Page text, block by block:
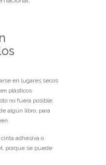
en lugares secos
plásticos
no fuera posible,
algún libro, para
adhesiva o
porque se puede